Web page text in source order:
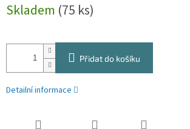
cena:
Skladem (75 ks)
Přidat do košíku
Detailní informace